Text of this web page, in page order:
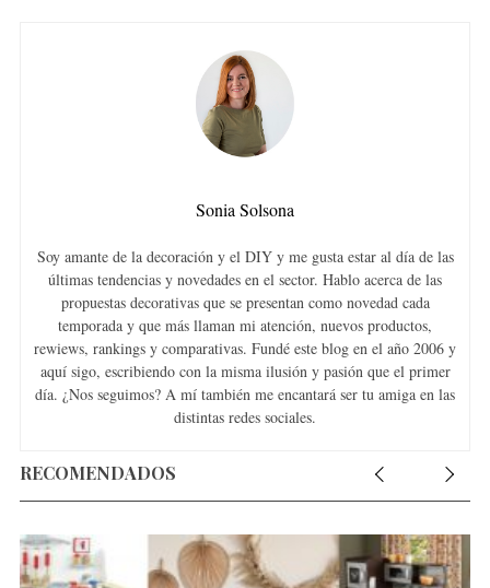
Sonia Solsona
Soy amante de la decoración y el DIY y me gusta estar al día de las
últimas tendencias y novedades en el sector. Hablo acerca de las
propuestas decorativas que se presentan como novedad cada
temporada y que más llaman mi atención, nuevos productos,
rewiews, rankings y comparativas. Fundé este blog en el año 2006 y
aquí sigo, escribiendo con la misma ilusión y pasión que el primer
día. ¿Nos seguimos? A mí también me encantará ser tu amiga en las
distintas redes sociales.
RECOMENDADOS